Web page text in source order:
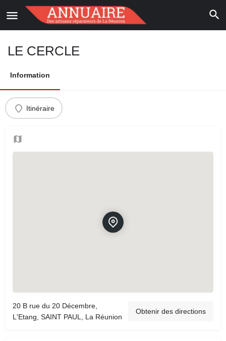
LE CERCLE
Information
Itinéraire
20 B rue du 20 Décembre,
L'Etang, SAINT PAUL, La Réunion
Obtenir des directions